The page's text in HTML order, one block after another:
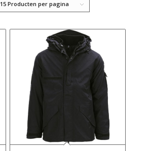
15 Producten per pagina